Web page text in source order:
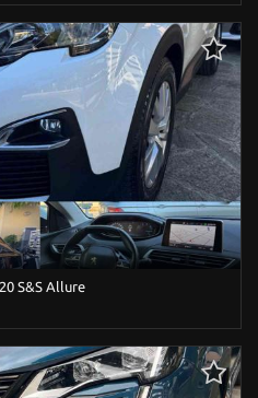
• Bianco pastello • 5 Porte • ABS
Passeggero • Airbag testa •
Boardcomputer • Cerchi in lega •
• Controllo trazione • Cruise
antiparticolato •
posteriore sdoppiato •
elettrici
S&S Allure
• Bianco pastello • 5 Porte • ABS
Passeggero • Airbag testa •
Bluetooth • Boardcomputer •